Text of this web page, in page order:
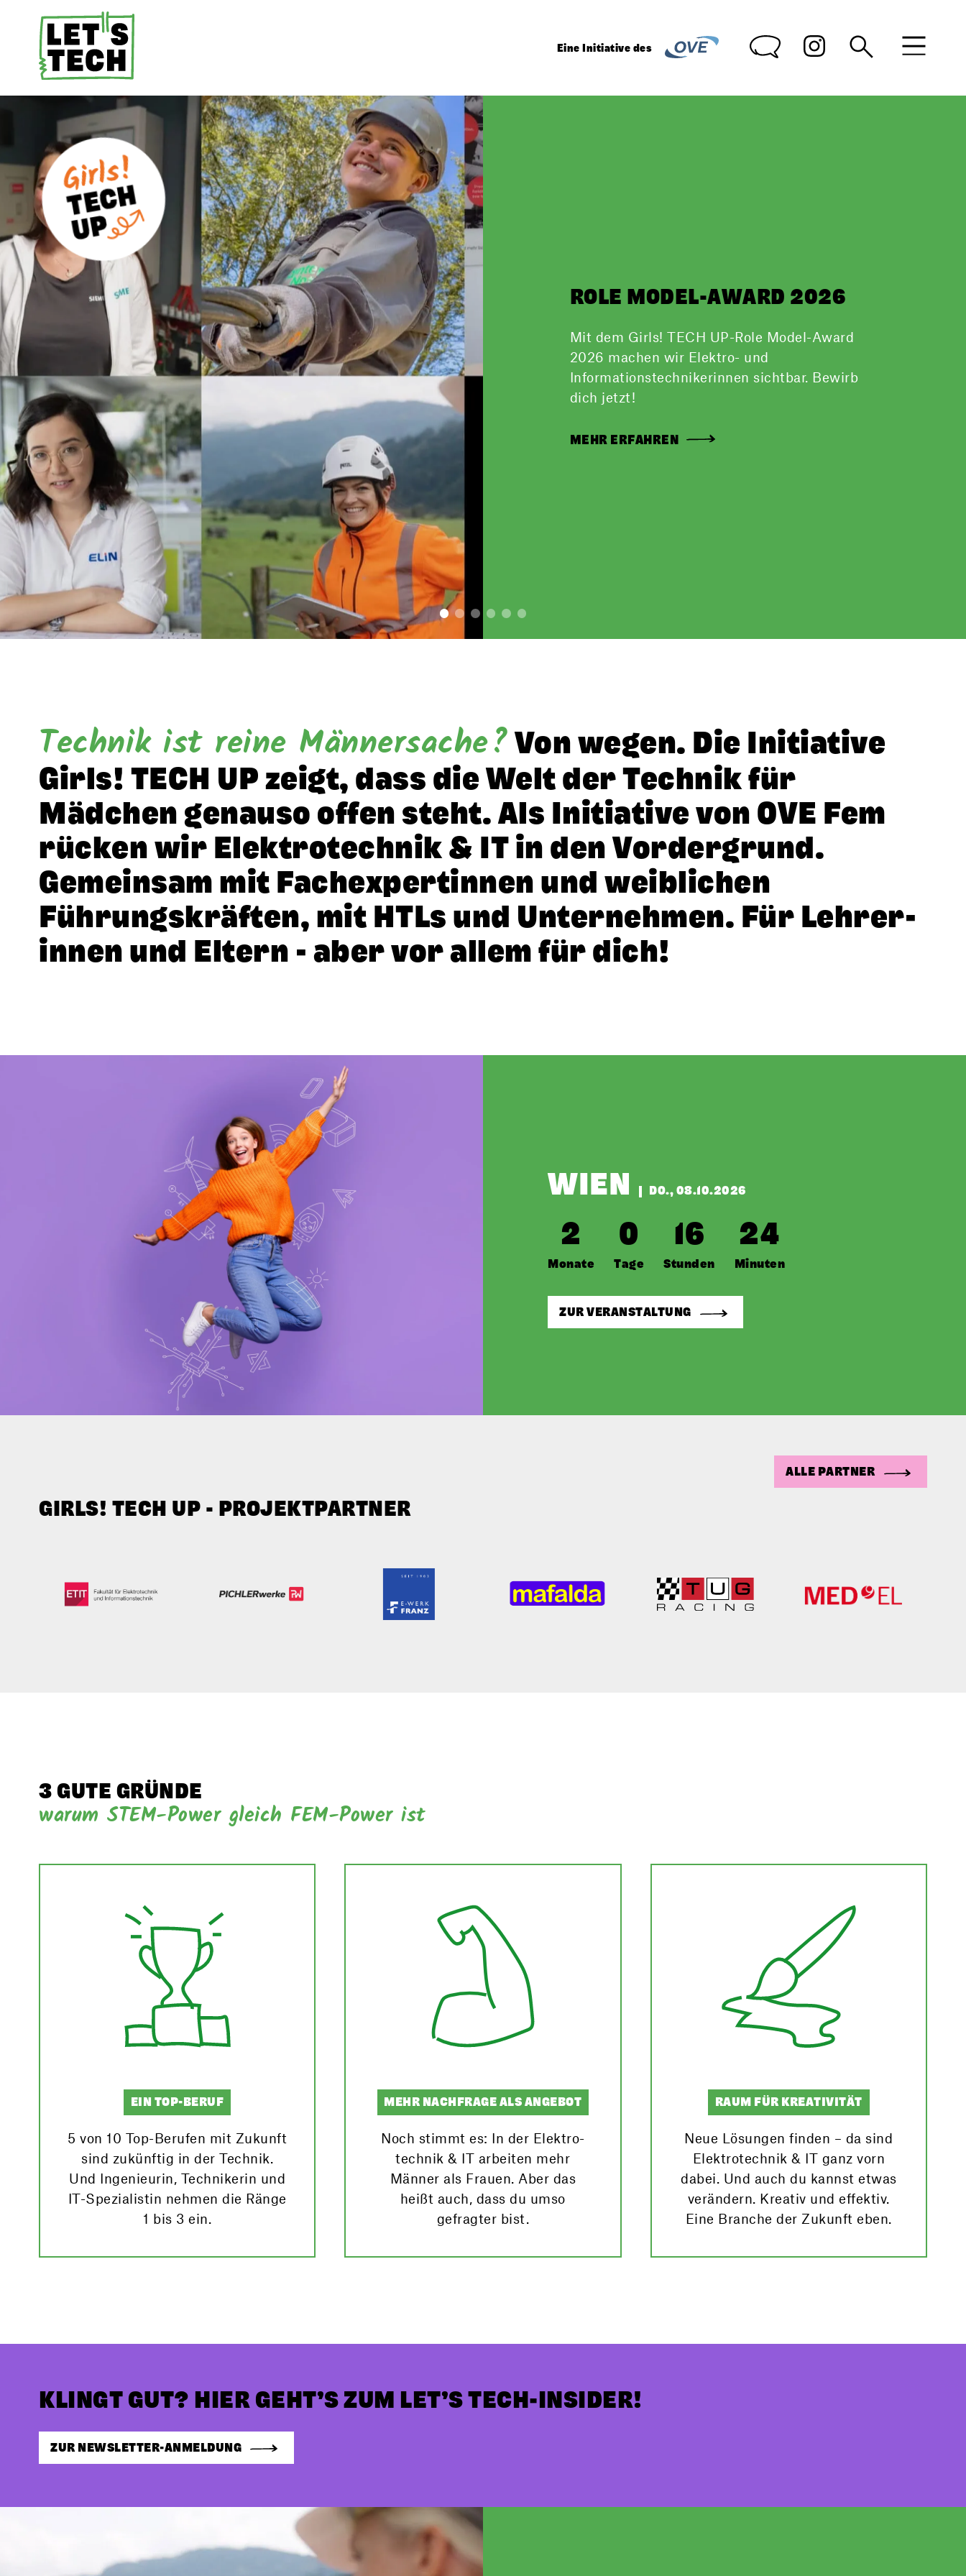
Eine Initiative des
ROLE MODEL-AWARD 2026
Mit dem Girls! TECH UP-Role Model-Award
2026 machen wir Elektro- und
Informationstechnikerinnen sichtbar. Bewirb
dich jetzt!
MEHR ERFAHREN
Technik ist reine Männer­sache? Von wegen. Die Initiative
Girls! TECH UP zeigt, dass die Welt der Technik für
Mädchen genauso offen steht. Als Initiative von OVE Fem
rücken wir Elektro­technik & IT in den Vorder­grund.
Gemeinsam mit Fach­expert­innen und weiblichen
Führungs­kräften, mit HTLs und Unter­nehmen. Für Lehrer­
innen und Eltern - aber vor allem für dich!
WIEN DO., 08.10.2026
2
Monate
0
Tage
16
Stunden
24
Minuten
ZUR VERANSTALTUNG
ALLE PARTNER
GIRLS! TECH UP - PROJEKTPARTNER
3 GUTE GRÜNDE
warum STEM-Power gleich FEM-Power ist
EIN TOP-BERUF
5 von 10 Top-Berufen mit Zukunft
sind zukünftig in der Technik.
Und Ingenieurin, Technikerin und
IT-Spezialistin nehmen die Ränge
1 bis 3 ein.
MEHR NACHFRAGE ALS ANGEBOT
Noch stimmt es: In der Elektro­
technik & IT arbeiten mehr
Männer als Frauen. Aber das
heißt auch, dass du umso
gefragter bist.
RAUM FÜR KREATIVITÄT
Neue Lösungen finden – da sind
Elektro­technik & IT ganz vorn
dabei. Und auch du kannst etwas
verändern. Kreativ und effektiv.
Eine Branche der Zukunft eben.
KLINGT GUT? HIER GEHT’S ZUM LET’S TECH-INSIDER!
ZUR NEWSLETTER-ANMELDUNG